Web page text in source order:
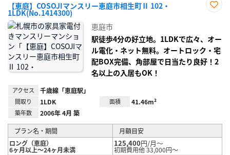
【恵庭】COSOJIマンスリー恵庭市相生町Ⅱ 102・
1LDK(No.1414300)
録
恵庭市
駅徒歩4分の好立地。1LDKで広々、オー
ル電化・ネット無料。オートロック・宅
配BOX完備、角部屋で日当たり良好！2
名以上の入居もOK！
アクセス 千歳線「恵庭駅」
間取り 1LDK 面積 41.46m²
築年数 2006年 4月 築
プラン名・期間
月額目安
ロング（恵庭）
6ヶ月以上～24ヶ月未満
125,400円/月～
初期費用他 33,000円～